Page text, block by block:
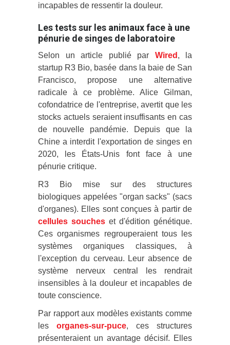
incapables de ressentir la douleur.
Les tests sur les animaux face à une
pénurie de singes de laboratoire
Selon un article publié par Wired , la
startup R3 Bio, basée dans la baie de San
Francisco, propose une alternative
radicale à ce problème. Alice Gilman,
cofondatrice de l'entreprise, avertit que les
stocks actuels seraient insuffisants en cas
de nouvelle pandémie. Depuis que la
Chine a interdit l'exportation de singes en
2020, les États-Unis font face à une
pénurie critique.
R3 Bio mise sur des structures
biologiques appelées "organ sacks" (sacs
d'organes). Elles sont conçues à partir de
cellules souches et d'édition génétique.
Ces organismes regrouperaient tous les
systèmes organiques classiques, à
l'exception du cerveau. Leur absence de
système nerveux central les rendrait
insensibles à la douleur et incapables de
toute conscience.
Par rapport aux modèles existants comme
les organes-sur-puce, ces structures
présenteraient un avantage décisif. Elles